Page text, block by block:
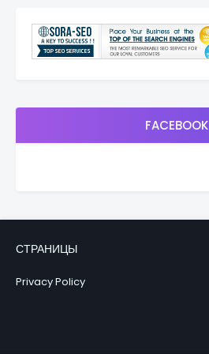
FACEBOOK
СТРАНИЦЫ
Privacy Policy